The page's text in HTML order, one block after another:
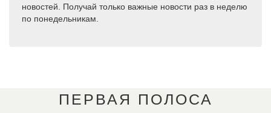
новостей. Получай только важные новости раз в неделю
по понедельникам.
ПЕРВАЯ ПОЛОСА